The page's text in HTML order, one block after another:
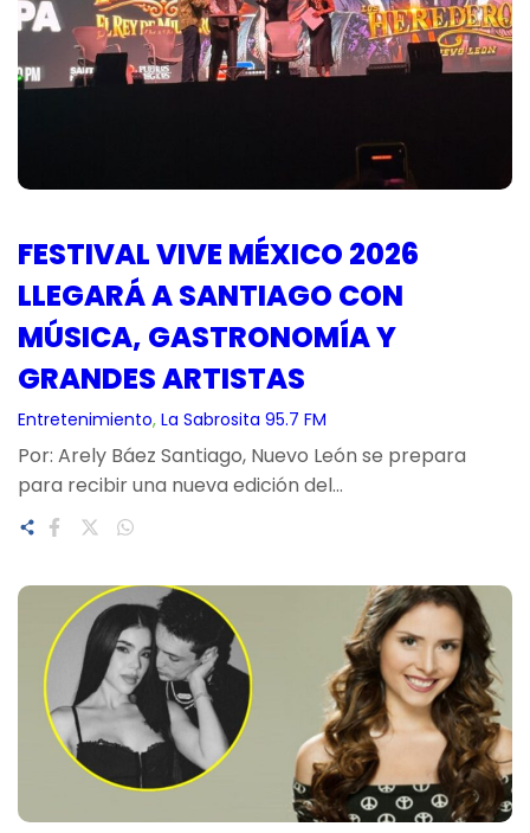
FESTIVAL VIVE MÉXICO 2026
LLEGARÁ A SANTIAGO CON
MÚSICA, GASTRONOMÍA Y
GRANDES ARTISTAS
Entretenimiento, La Sabrosita 95.7 FM
Por: Arely Báez Santiago, Nuevo León se prepara
para recibir una nueva edición del…